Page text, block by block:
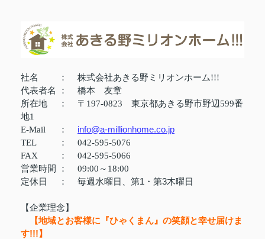
社名 ：
株式会社あきる野ミリオンホーム!!!
代表者名
：
橋本 友章
所在地
：
〒197-0823 東京都あきる野市野辺599番
地1
E-Mail
： info@a-millionhome.co.jp
TEL ：
042-595-5076
FAX
：
042-595-5066
営業時間
： 09:00～18:00
定休日 ： 毎週水曜日、第1・第3木曜日
【企業理念】
【地域とお客様に『ひゃくまん』の笑顔と幸せ届けま
す!!!】